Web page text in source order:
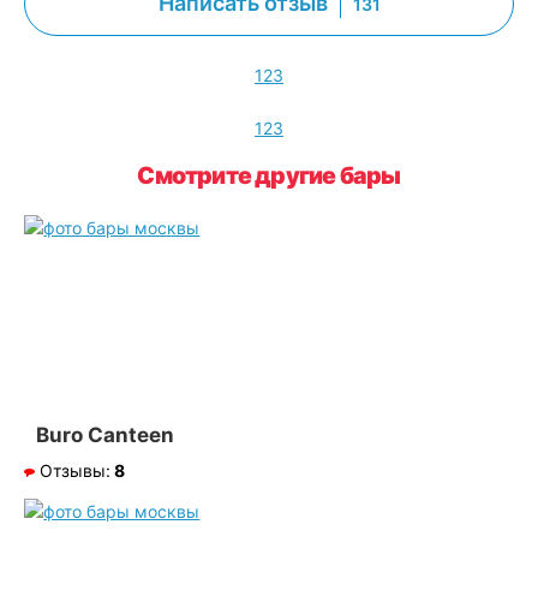
131
123
123
Смотрите другие бары
Buro Canteen
Отзывы: 8